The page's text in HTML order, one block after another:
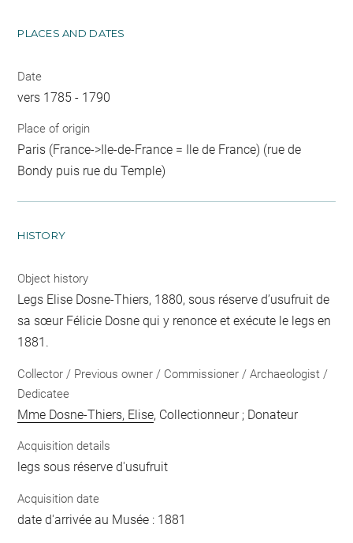
PLACES AND DATES
Date
vers 1785 - 1790
Place of origin
Paris (France->Ile-de-France = Ile de France) (rue de
Bondy puis rue du Temple)
HISTORY
Object history
Legs Elise Dosne-Thiers, 1880, sous réserve d’usufruit de
sa sœur Félicie Dosne qui y renonce et exécute le legs en
1881.
Collector / Previous owner / Commissioner / Archaeologist /
Dedicatee
Mme Dosne-Thiers, Elise, Collectionneur ; Donateur
Acquisition details
legs sous réserve d'usufruit
Acquisition date
date d'arrivée au Musée : 1881